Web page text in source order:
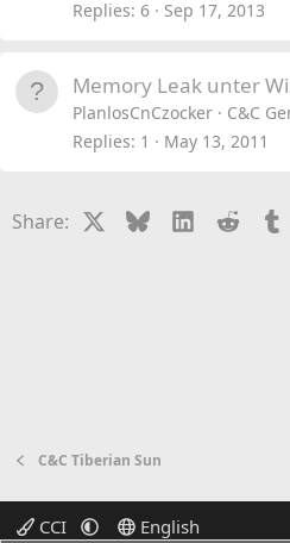
Replies 6 Sep 17, 2013
Memory Leak unter
PlanlosCnCzocker
C&C
Replies 1 May 13, 2011
Share: BlueskyLinkedIn
Reddit
C&C Tiberian Sun
CCI English